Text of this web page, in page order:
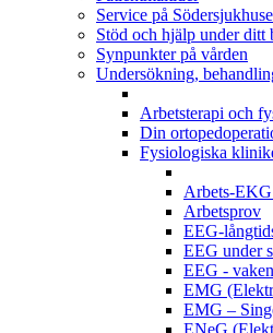
Service på
Stöd och hjälp under ditt
Synpunkter på vården
Undersökning,
Arbetsterapi och
Din
Fysiologiska
Arbets-EKG
Arbetsprov
EEG-
EEG under
EEG - vaken
EMG
EMG –
ENeG